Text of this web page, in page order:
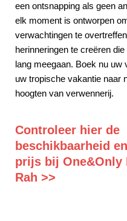
een ontsnapping als geen
elk moment is ontworpen
verwachtingen te
herinneringen te creëren
lang meegaan. Boek nu uw
uw tropische vakantie naar
hoogten van verwennerij.
Controleer hier de
beschikbaarheid
prijs bij One&Only
Rah >>